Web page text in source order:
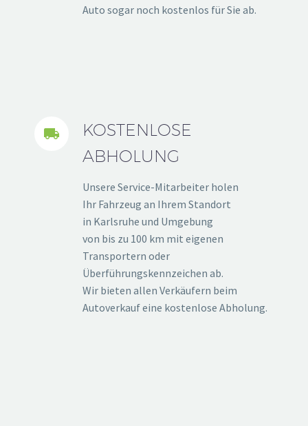
Auto sogar noch kostenlos für Sie ab.


KOSTENLOSE
ABHOLUNG
Unsere Service-Mitarbeiter holen
Ihr Fahrzeug an Ihrem Standort
in Karlsruhe und Umgebung
von bis zu 100 km mit eigenen
Transportern oder
Überführungskennzeichen ab.
Wir bieten allen Verkäufern beim
Autoverkauf eine kostenlose Abholung.